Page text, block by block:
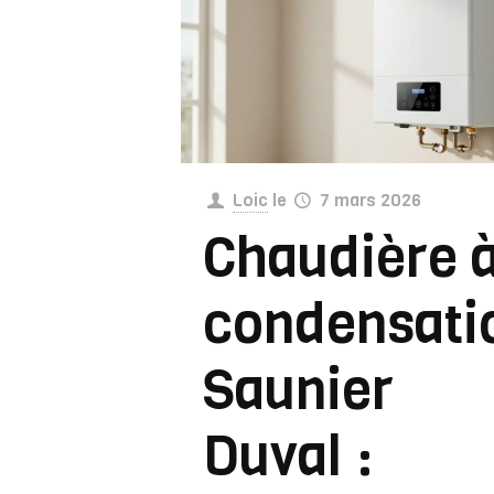
Loic le 7 mars 2026
Chaudière
Saunier
Duval :